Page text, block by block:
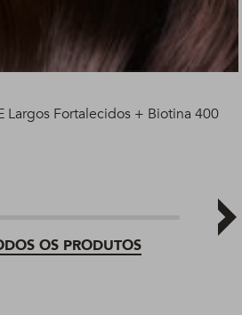
OS PRODUTOS
Largos Fortalecidos + Biotina 400